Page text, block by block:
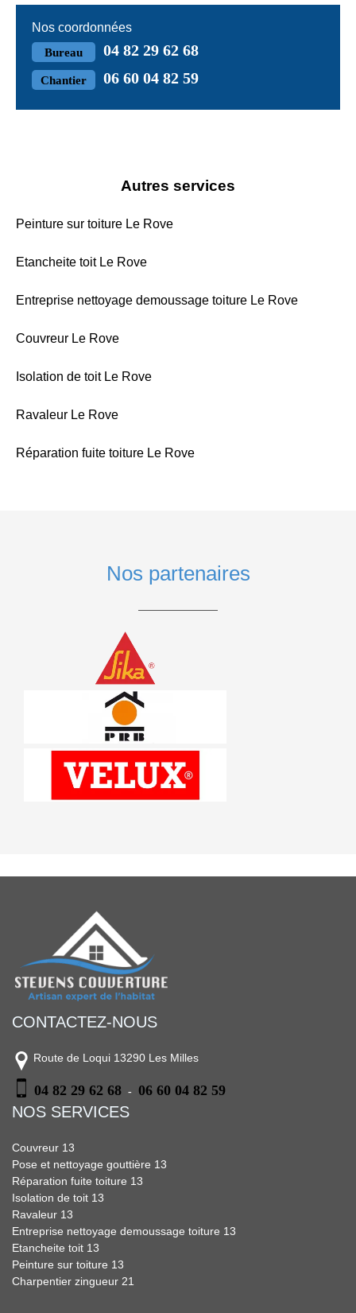
Nos coordonnées
Bureau 04 82 29 62 68
Chantier 06 60 04 82 59
Autres services
Peinture sur toiture Le Rove
Etancheite toit Le Rove
Entreprise nettoyage demoussage toiture Le Rove
Couvreur Le Rove
Isolation de toit Le Rove
Ravaleur Le Rove
Réparation fuite toiture Le Rove
Nos partenaires
CONTACTEZ-NOUS
Route de Loqui 13290 Les Milles
04 82 29 62 68 - 06 60 04 82 59
NOS SERVICES
Couvreur 13
Pose et nettoyage gouttière 13
Réparation fuite toiture 13
Isolation de toit 13
Ravaleur 13
Entreprise nettoyage demoussage toiture 13
Etancheite toit 13
Peinture sur toiture 13
Charpentier zingueur 21